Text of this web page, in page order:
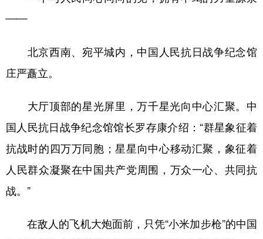
——
北京西南、宛平城内，中国人民抗日战争纪念馆
庄严矗立。
大厅顶部的星光屏里，万千星光向中心汇聚。中
国人民抗日战争纪念馆馆长罗存康介绍：“群星象征着
抗战时的四万万同胞；星星向中心移动汇聚，象征着
人民群众凝聚在中国共产党周围，万众一心、共同抗
战。”
在敌人的飞机大炮面前，只凭“小米加步枪”的中国